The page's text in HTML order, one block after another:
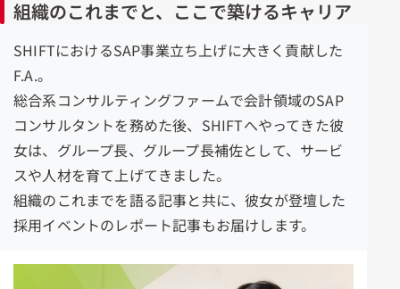
組織のこれまでと、ここで築けるキャリア
SHIFTにおけるSAP事業立ち上げに大きく貢献した
F.A.。
総合系コンサルティングファームで会計領域のSAP
コンサルタントを務めた後、SHIFTへやってきた彼
女は、 グループ長、グループ長補佐として、サービ
スや人材を育て上げてきました。
組織のこれまでを語る記事と共に、彼女が登壇した
採用イベントのレポート記事もお届けします。